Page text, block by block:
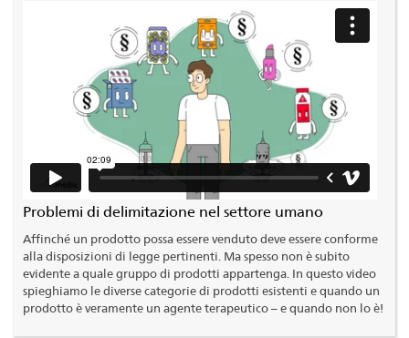
Problemi di delimitazione nel settore umano
Affinché un prodotto possa essere venduto deve essere conforme
alla disposizioni di legge pertinenti. Ma spesso non è subito
evidente a quale gruppo di prodotti appartenga. In questo video
spieghiamo le diverse categorie di prodotti esistenti e quando un
prodotto è veramente un agente terapeutico – e quando non lo è!